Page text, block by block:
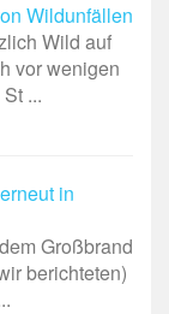
Wildunfällen
Wild auf
vor wenigen
...
in
Großbrand
berichteten)